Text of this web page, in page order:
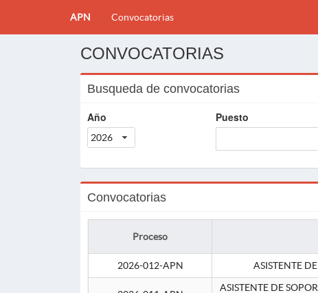
APN Convocatorias
CONVOCATORIAS
Busqueda de convocatorias
Año
2026
Puesto
Convocatorias
Proceso
2026-012-APN ASISTENTE
ASISTENTE DE